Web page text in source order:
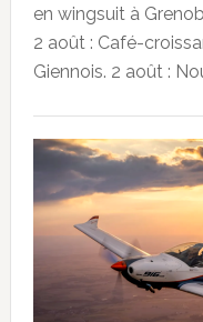
en wingsuit à
2 août : Café-
Giennois. 2 août :